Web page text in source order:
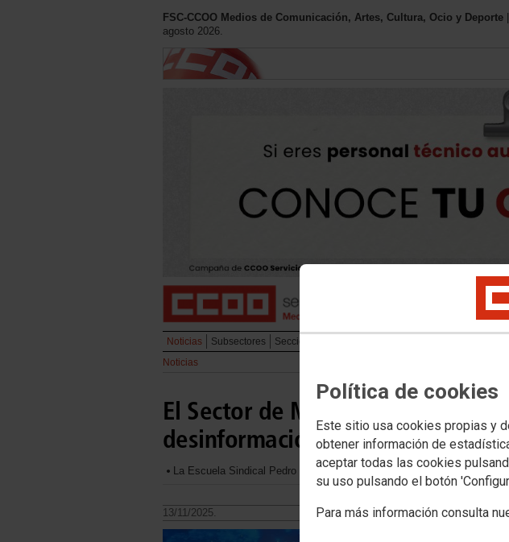
Política de cookies
Este sitio usa cookies propias y
obtener información de
aceptar todas las cookies
su uso pulsando el botón
Para más información consulta
FSC-CCOO Medios de Comunicación, Artes, Cultura, Ocio y Deporte
agosto 2026.
Noticias Subsectores Secciones Sindicales
Noticias
El Sector de Medios participa en
desinformación
La Escuela Sindical Pedro Patiño 2025 alberga un debate sobre la
13/11/2025.